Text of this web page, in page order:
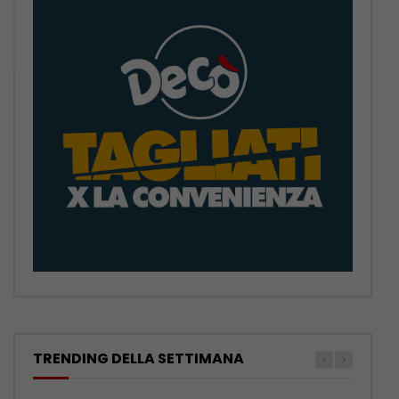
TRENDING DELLA SETTIMANA